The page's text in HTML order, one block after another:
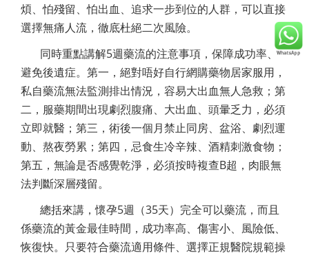
煩、怕殘留、怕出血、追求一步到位的人群，可以直接
選擇無痛人流，徹底杜絕二次風險。
同時重點講解5週藥流的注意事項，保障成功率、
避免後遺症。第一，絕對唔好自行網購藥物居家服用，
私自藥流無法監測排出情況，容易大出血無人急救；第
二，服藥期間出現劇烈腹痛、大出血、頭暈乏力，必須
立即就醫；第三，術後一個月禁止同房、盆浴、劇烈運
動、熬夜勞累；第四，忌食生冷辛辣、酒精刺激食物；
第五，無論是否感覺乾淨，必須按時複查B超，肉眼無
法判斷深層殘留。
總括來講，懷孕5週（35天）完全可以藥流，而且
係藥流的黃金最佳時間，成功率高、傷害小、風險低、
恢復快。只要符合藥流適用條件、選擇正規醫院規範操